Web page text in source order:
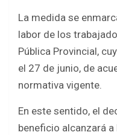
k
p
La medida se
labor de los
Pública Provincial,
el 27 de junio, de
normativa vigente.
En este sentido, el
beneficio alcanzará